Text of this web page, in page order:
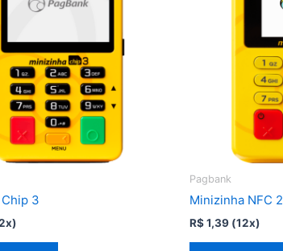
3
Pagbank
Minizinha NFC 2
R$1,39 (12x)